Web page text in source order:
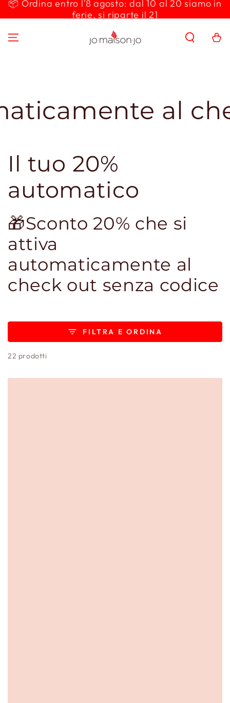
PASSA AL
📦 Ordina entro l'8 agosto: dal 10 al 20 siamo in
ferie, si riparte il 21
Carello
al checkout
Il tuo 20%
automatico
🎁Sconto 20% che si
attiva
automaticamente al
check out senza codice
FILTRA E ORDINA
22 prodotti